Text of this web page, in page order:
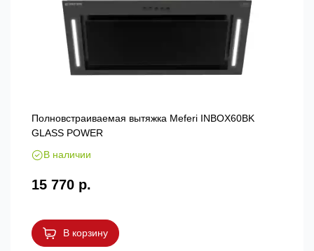
Полновстраиваемая вытяжка Meferi INBOX60BK
GLASS POWER
В наличии
15 770 р.
В корзину